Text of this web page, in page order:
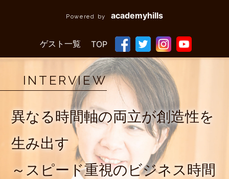
Powered by academyhills
ゲスト一覧 TOP
INTERVIEW
異なる時間軸の両立が創造性を
生み出す
～スピード重視のビジネス時間